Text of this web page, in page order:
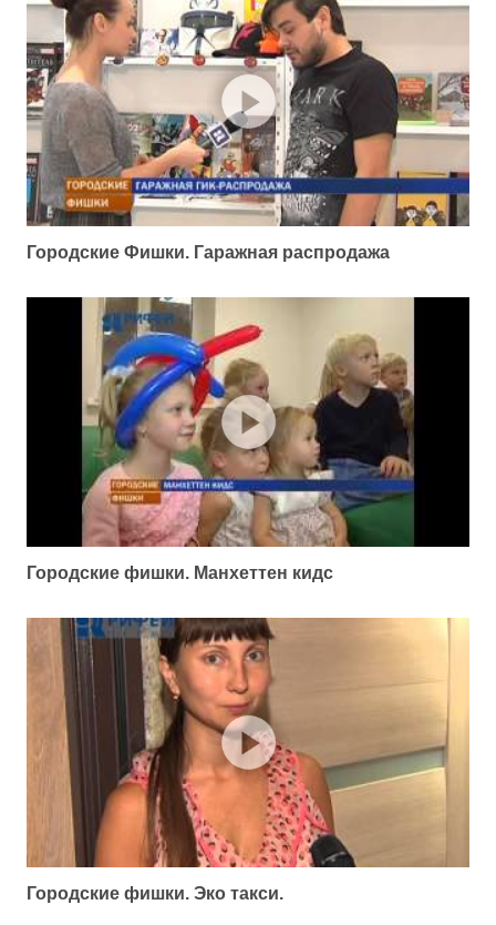
Городские Фишки. Гаражная распродажа
Городские фишки. Манхеттен кидс
Городские фишки. Эко такси.